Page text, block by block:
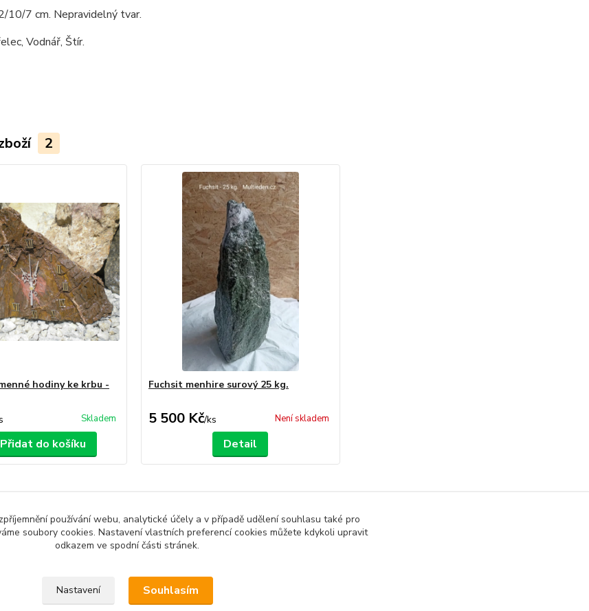
10/7 cm. Nepravidelný tvar.
Vodnář, Štír.
2
hodiny ke krbu -
Skladem
Přidat do košíku
Fuchsit menhire surový 25 kg.
5 500 Kč/ks Není skladem
Detail
v kategoriích
používání webu, analytické účely a v případě udělení souhlasu také pro
soubory cookies. Nastavení vlastních preferencí cookies můžete kdykoli upravit
odkazem ve spodní části stránek.
Nastavení Souhlasím